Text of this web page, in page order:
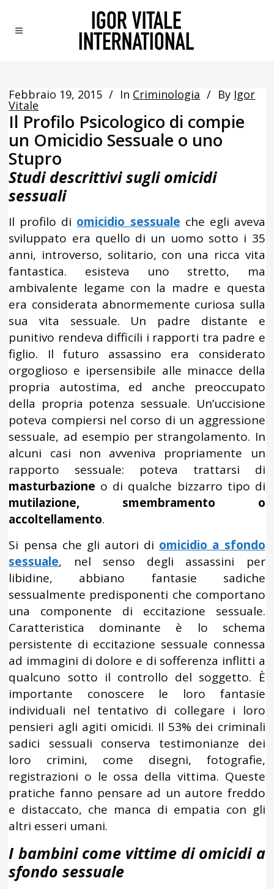
Febbraio 19, 2015 In Criminologia By Igor
Vitale
Il Profilo Psicologico di compie
un Omicidio Sessuale o uno
Stupro
Studi descrittivi sugli omicidi
sessuali
Il profilo di omicidio sessuale che egli aveva
sviluppato era quello di un uomo sotto i 35
anni, introverso, solitario, con una ricca vita
fantastica. esisteva uno stretto, ma
ambivalente legame con la madre e questa
era considerata abnormemente curiosa sulla
sua vita sessuale. Un padre distante e
punitivo rendeva difficili i rapporti tra padre e
figlio. Il futuro assassino era considerato
orgoglioso e ipersensibile alle minacce della
propria autostima, ed anche preoccupato
della propria potenza sessuale. Un’uccisione
poteva compiersi nel corso di un aggressione
sessuale, ad esempio per strangolamento. In
alcuni casi non avveniva propriamente un
rapporto sessuale: poteva trattarsi di
masturbazione o di qualche bizzarro tipo di
mutilazione, smembramento o
accoltellamento.
Si pensa che gli autori di omicidio a sfondo
sessuale, nel senso degli assassini per
libidine, abbiano fantasie sadiche
sessualmente predisponenti che comportano
una componente di eccitazione sessuale.
Caratteristica dominante è lo schema
persistente di eccitazione sessuale connessa
ad immagini di dolore e di sofferenza inflitti a
qualcuno sotto il controllo del soggetto. È
importante conoscere le loro fantasie
individuali nel tentativo di collegare i loro
pensieri agli agiti omicidi. Il 53% dei criminali
sadici sessuali conserva testimonianze dei
loro crimini, come disegni, fotografie,
registrazioni o le ossa della vittima. Queste
pratiche fanno pensare ad un autore freddo
e distaccato, che manca di empatia con gli
altri esseri umani.
I bambini come vittime di omicidi a
sfondo sessuale